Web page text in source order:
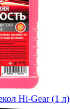
Hi-Gear (1 л)